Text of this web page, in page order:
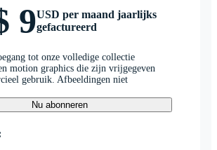
9USD per maand jaarlijks
gefactureerd
tot onze volledige collectie
motion graphics die zijn vrijgegeven
gebruik. Afbeeldingen niet
Nu abonneren